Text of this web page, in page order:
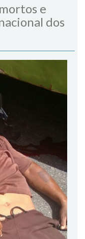
e
dos